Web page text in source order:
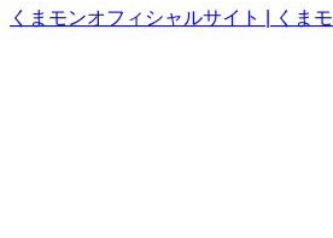
くまモンオフィシャルサイト | くま